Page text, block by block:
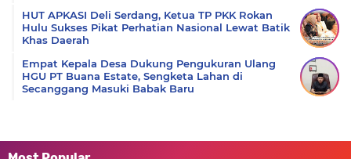
HUT APKASI Deli Serdang, Ketua TP PKK Rokan
Hulu Sukses Pikat Perhatian Nasional Lewat Batik
Khas Daerah
Empat Kepala Desa Dukung Pengukuran Ulang
HGU PT Buana Estate, Sengketa Lahan di
Secanggang Masuki Babak Baru